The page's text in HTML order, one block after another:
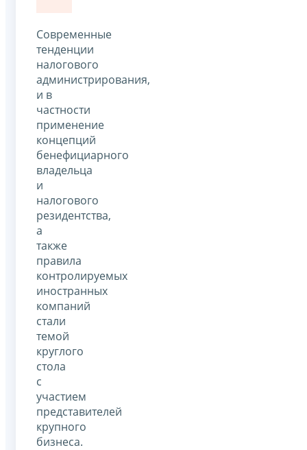
Современные
тенденции
налогового
администрирования,
и в
частности
применение
концепций
бенефициарного
владельца
и
налогового
резидентства,
а
также
правила
контролируемых
иностранных
компаний
стали
темой
круглого
стола
с
участием
представителей
крупного
бизнеса.